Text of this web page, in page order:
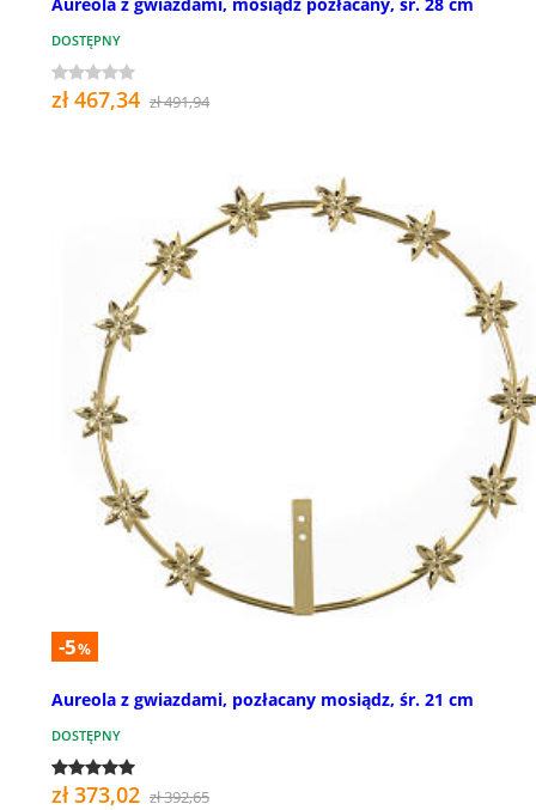
DOSTĘPNY
zł 467,34 zł 491,94
-5%
Aureola z gwiazdami, pozłacany mosiądz, śr. 21 cm
DOSTĘPNY
zł 373,02 zł 392,65